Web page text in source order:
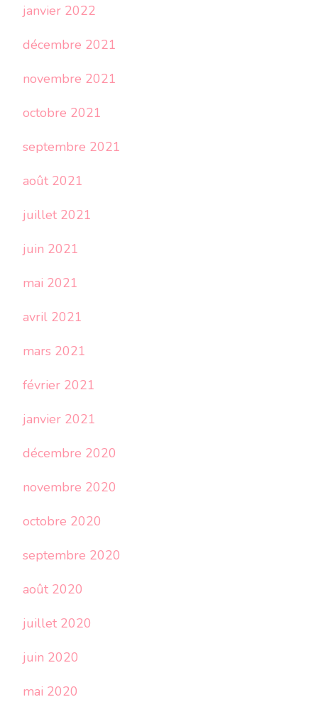
janvier 2022
décembre 2021
novembre 2021
octobre 2021
septembre 2021
août 2021
juillet 2021
juin 2021
mai 2021
avril 2021
mars 2021
février 2021
janvier 2021
décembre 2020
novembre 2020
octobre 2020
septembre 2020
août 2020
juillet 2020
juin 2020
mai 2020